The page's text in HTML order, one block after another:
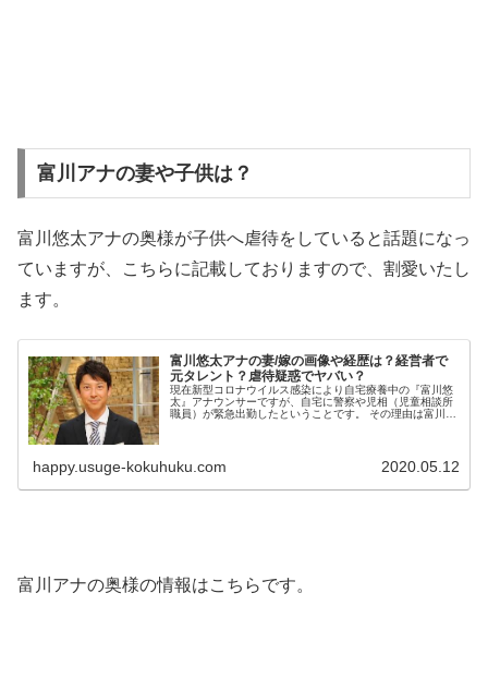
富川アナの妻や子供は？
富川悠太アナの奥様が子供へ虐待をしていると話題になっ
ていますが、こちらに記載しておりますので、割愛いたし
ます。
富川悠太アナの妻/嫁の画像や経歴は？経営者で
元タレント？虐待疑惑でヤバい？
現在新型コロナウイルス感染により自宅療養中の『富川悠
太』アナウンサーですが、自宅に警察や児相（児童相談所
職員）が緊急出勤したということです。 その理由は富川悠
happy.usuge-kokuhuku.com 2020.05.12
富川アナの奥様の情報はこちらです。